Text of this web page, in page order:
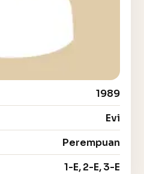
1989
Evi
Perempuan
1-E, 2-E, 3-E